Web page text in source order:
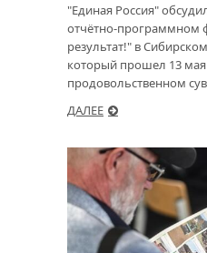
"Единая Россия"
отчётно-программном
результат!" в
который прошел 13
продовольственном
ДАЛЕЕ